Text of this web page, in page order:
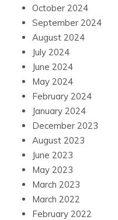
October 2024
September 2024
August 2024
July 2024
June 2024
May 2024
February 2024
January 2024
December 2023
August 2023
June 2023
May 2023
March 2023
March 2022
February 2022